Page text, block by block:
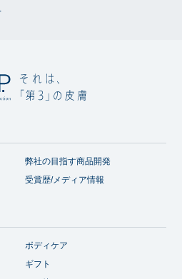
弊社の目指す商品開発
受賞歴/メディア情報
ボディケア
ギフト